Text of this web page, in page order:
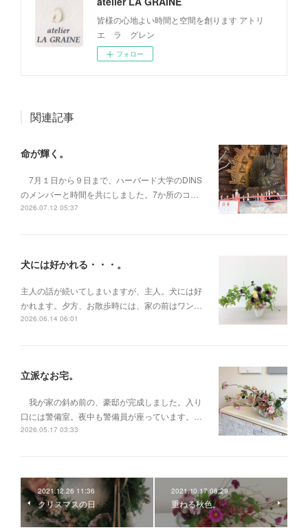
皆様の心地よい時間と空間を創ります アトリ
エ ラ グレン
フォロー
関連記事
命が輝く。
7月１日から９日まで、ハーバード大学のDINS
のメンバーと時間を共にしました。7か所のコ…
2026.07.12 05:37
犬には好かれる・・・。
主人の話が続いてしまいますが、主人。犬には好
かれます。夕方、お散歩時には、家の前はワン…
2026.06.14 06:01
立派なお宅。
我が家の斜め前の、豪邸が完成しました。入り
口には警備室。夜中も警備員が座っています。…
2026.05.17 03:33
2021.12.26 11:36
クリスマスの日
2021.10.17 08:29
重ねる秋色。